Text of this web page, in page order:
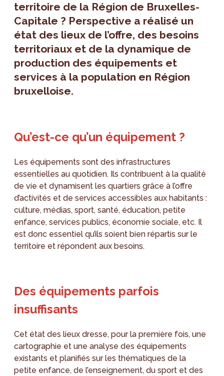
territoire de la Région de Bruxelles-
Capitale ? Perspective a réalisé un
état des lieux de l’offre, des besoins
territoriaux et de la dynamique de
production des équipements et
services à la population en Région
bruxelloise.
Qu’est-ce qu’un équipement ?
Les équipements sont des infrastructures
essentielles au quotidien. Ils contribuent à la qualité
de vie et dynamisent les quartiers grâce à l’offre
d’activités et de services accessibles aux habitants :
culture, médias, sport, santé, éducation, petite
enfance, services publics, économie sociale, etc. Il
est donc essentiel qu’ils soient bien répartis sur le
territoire et répondent aux besoins.
Des équipements parfois
insuffisants
Cet état des lieux dresse, pour la première fois, une
cartographie et une analyse des équipements
existants et planifiés sur les thématiques de la
petite enfance, de l’enseignement, du sport et des